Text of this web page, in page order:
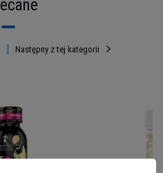
to najlepszy sposób, aby
w dobrej formie
Następny z tej kategorii